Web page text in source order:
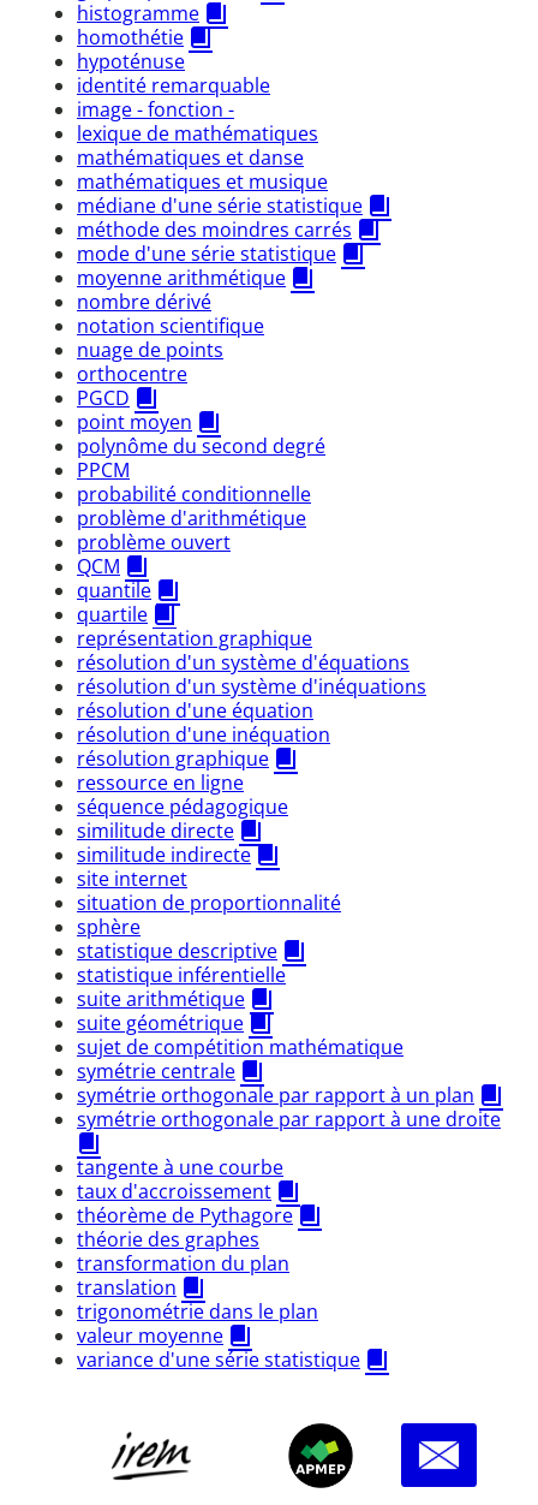
histogramme
homothétie
hypoténuse
identité remarquable
image - fonction -
lexique de mathématiques
mathématiques et danse
mathématiques et musique
médiane d'une série statistique
méthode des moindres carrés
mode d'une série statistique
moyenne arithmétique
nombre dérivé
notation scientifique
nuage de points
orthocentre
PGCD
point moyen
polynôme du second degré
PPCM
probabilité conditionnelle
problème d'arithmétique
problème ouvert
QCM
quantile
quartile
représentation graphique
résolution d'un système d'équations
résolution d'un système d'inéquations
résolution d'une équation
résolution d'une inéquation
résolution graphique
ressource en ligne
séquence pédagogique
similitude directe
similitude indirecte
site internet
situation de proportionnalité
sphère
statistique descriptive
statistique inférentielle
suite arithmétique
suite géométrique
sujet de compétition mathématique
symétrie centrale
symétrie orthogonale par rapport à un plan
symétrie orthogonale par rapport à une droite
tangente à une courbe
taux d'accroissement
théorème de Pythagore
théorie des graphes
transformation du plan
translation
trigonométrie dans le plan
valeur moyenne
variance d'une série statistique